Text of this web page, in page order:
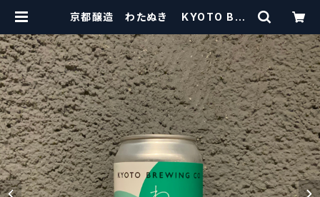
京都醸造 わたぬき KYOTO BRE
トビールシザーズ】 | craftbeersci
ssors